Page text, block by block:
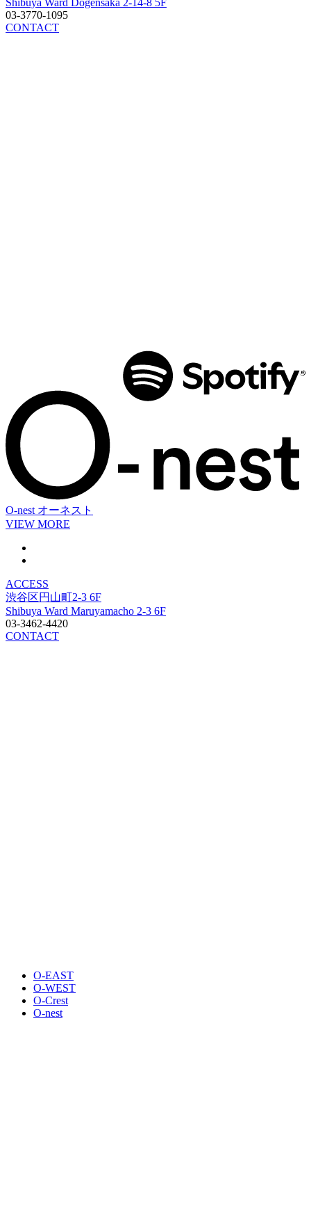
Shibuya Ward Dogensaka 2-14-8 5F
03-3770-1095
CONTACT
O-nest オーネスト
VIEW MORE
ACCESS
渋谷区円山町2-3 6F
Shibuya Ward Maruyamacho 2-3 6F
03-3462-4420
CONTACT
O-EAST
O-WEST
O-Crest
O-nest